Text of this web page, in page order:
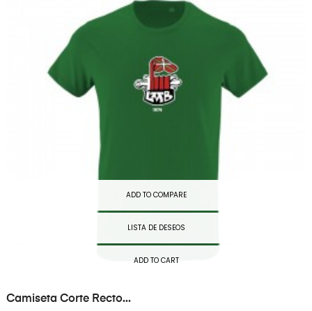
ADD TO COMPARE
LISTA DE DESEOS
ADD TO CART
Camiseta Corte Recto...